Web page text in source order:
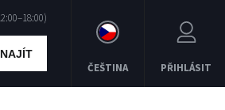
NAJÍT
ČEŠTINA PŘIHLÁSIT